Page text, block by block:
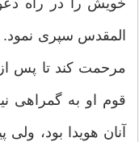
خویش را در راه
المقدس سپرى نمود.
مرحمت کند تا پس
قوم او به گمراهى
آنان هویدا بود،